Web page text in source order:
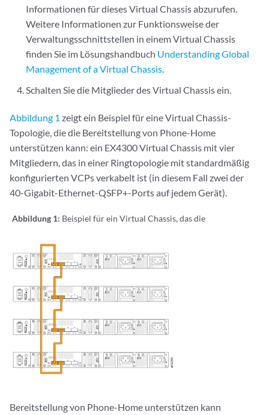
Informationen für dieses Virtual Chassis abzurufen.
Weitere Informationen zur Funktionsweise der
Verwaltungsschnittstellen in einem Virtual Chassis
finden Sie im Lösungshandbuch Understanding Global
Management of a Virtual Chassis
Schalten Sie die Mitglieder des Virtual Chassis ein.
Abbildung 1 zeigt ein Beispiel für eine Virtual Chassis-
Topologie, die die Bereitstellung von Phone-Home
unterstützen kann: ein EX4300 Virtual Chassis mit vier
Mitgliedern, das in einer Ringtopologie mit standardmäßig
konfigurierten VCPs verkabelt ist (in diesem Fall zwei der
40-Gigabit-Ethernet-QSFP+-Ports auf jedem Gerät).
Abbildung 1: Beispiel für ein Virtual Chassis, das die
Bereitstellung von Phone-Home unterstützen kann